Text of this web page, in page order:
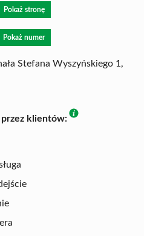
Pokaż stronę
Pokaż numer
Stefana Wyszyńskiego 1,
przez klientów: